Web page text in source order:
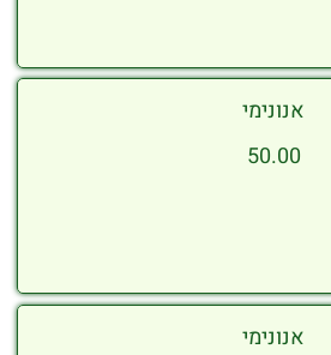
אנונימי
50.00
אנונימי